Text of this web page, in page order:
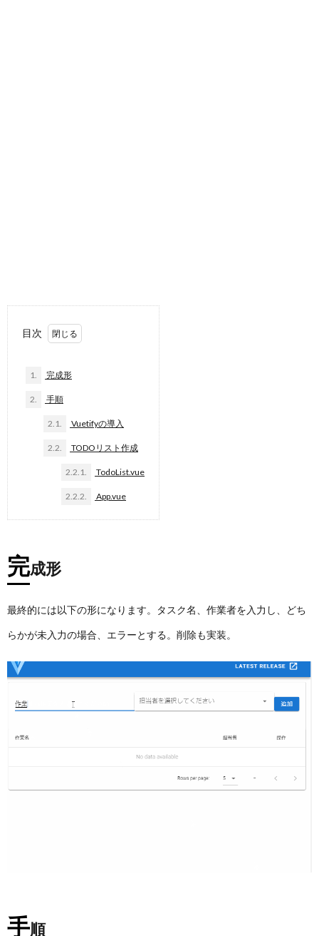
目次
1. 完成形
2. 手順
2.1. Vuetifyの導入
2.2. TODOリスト作成
2.2.1. TodoList.vue
2.2.2. App.vue
完成形
最終的には以下の形になります。タスク名、作業者を入力し、どち
らかが未入力の場合、エラーとする。削除も実装。
手順